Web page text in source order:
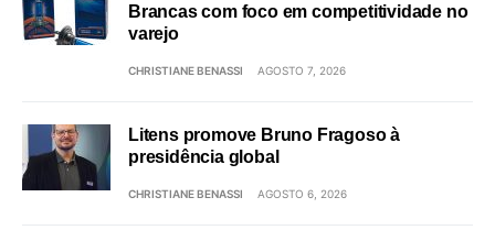
Brancas com foco em competitividade no
varejo
CHRISTIANE BENASSI AGOSTO 7, 2026
Litens promove Bruno Fragoso à
presidência global
CHRISTIANE BENASSI AGOSTO 6, 2026